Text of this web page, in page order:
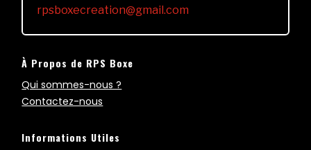
rpsboxecreation@gmail.com
À Propos de RPS Boxe
Qui sommes-nous ?
Contactez-nous
Informations Utiles